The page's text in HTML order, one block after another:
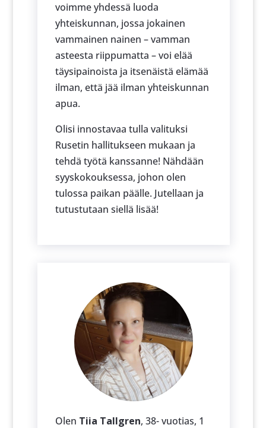
voimme yhdessä luoda
yhteiskunnan, jossa jokainen
vammainen nainen – vamman
asteesta riippumatta – voi elää
täysipainoista ja itsenäistä elämää
ilman, että jää ilman yhteiskunnan
apua.
Olisi innostavaa tulla valituksi
Rusetin hallitukseen mukaan ja
tehdä työtä kanssanne! Nähdään
syyskokouksessa, johon olen
tulossa paikan päälle. Jutellaan ja
tutustutaan siellä lisää!
Olen Tiia Tallgren, 38- vuotias, 1